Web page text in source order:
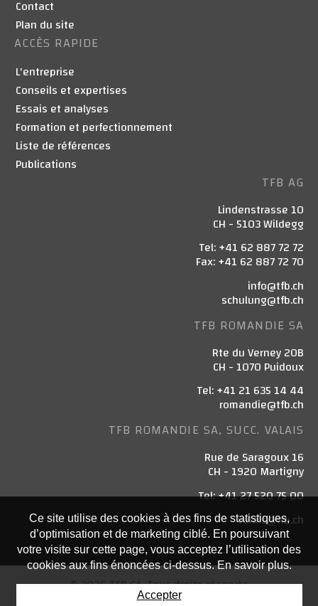
Contact
Plan du site
ACCÈS RAPIDE
L'entreprise
Conseils et expertises
Essais et analyses
Formation et perfectionnement
Liste de références
Publications
TFB AG
Lindenstrasse 10
CH - 5103 Wildegg
Tel: +41 62 887 72 72
Fax: +41 62 887 72 70
info@tfb.ch
schulung@tfb.ch
TFB ROMANDIE SA
Rte du Verney 20B
CH - 1070 Puidoux
Tel: +41 21 635 14 44
romandie@tfb.ch
TFB ROMANDIE SA, SUCC. VALAIS
Rue de Saragoux 16
CH - 1920 Martigny
Tel: +41 27 520 75 00
valais@tfb.ch
© 2026 TFB SA. Tous droits réservés
Ce site utilise des cookies à des fins de statistiques,
d’optimisation et de marketing ciblé. En poursuivant
votre visite sur cette page, vous acceptez l’utilisation des
cookies aux fins énoncées ci-dessus. En savoir plus.
Accepter